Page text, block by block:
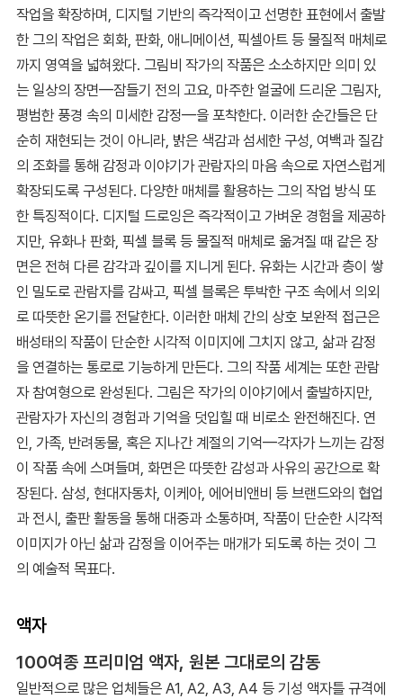
작업을 확장하며, 디지털 기반의 즉각적이고 선명한 표현에서 출발
한 그의 작업은 회화, 판화, 애니메이션, 픽셀아트 등 물질적 매체로
까지 영역을 넓혀왔다. 그림비 작가의 작품은 소소하지만 의미 있
는 일상의 장면—잠들기 전의 고요, 마주한 얼굴에 드리운 그림자,
평범한 풍경 속의 미세한 감정—을 포착한다. 이러한 순간들은 단
순히 재현되는 것이 아니라, 밝은 색감과 섬세한 구성, 여백과 질감
의 조화를 통해 감정과 이야기가 관람자의 마음 속으로 자연스럽게
확장되도록 구성된다. 다양한 매체를 활용하는 그의 작업 방식 또
한 특징적이다. 디지털 드로잉은 즉각적이고 가벼운 경험을 제공하
지만, 유화나 판화, 픽셀 블록 등 물질적 매체로 옮겨질 때 같은 장
면은 전혀 다른 감각과 깊이를 지니게 된다. 유화는 시간과 층이 쌓
인 밀도로 관람자를 감싸고, 픽셀 블록은 투박한 구조 속에서 의외
로 따뜻한 온기를 전달한다. 이러한 매체 간의 상호 보완적 접근은
배성태의 작품이 단순한 시각적 이미지에 그치지 않고, 삶과 감정
을 연결하는 통로로 기능하게 만든다. 그의 작품 세계는 또한 관람
자 참여형으로 완성된다. 그림은 작가의 이야기에서 출발하지만,
관람자가 자신의 경험과 기억을 덧입힐 때 비로소 완전해진다. 연
인, 가족, 반려동물, 혹은 지나간 계절의 기억—각자가 느끼는 감정
이 작품 속에 스며들며, 화면은 따뜻한 감성과 사유의 공간으로 확
장된다. 삼성, 현대자동차, 이케아, 에어비앤비 등 브랜드와의 협업
과 전시, 출판 활동을 통해 대중과 소통하며, 작품이 단순한 시각적
이미지가 아닌 삶과 감정을 이어주는 매개가 되도록 하는 것이 그
의 예술적 목표다.
액자
100여종 프리미엄 액자, 원본 그대로의 감동
일반적으로 많은 업체들은 A1, A2, A3, A4 등 기성 액자틀 규격에